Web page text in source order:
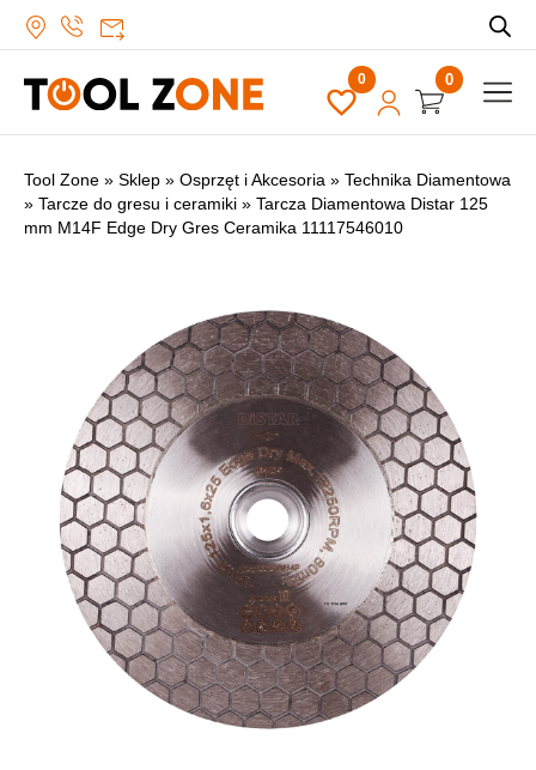
0
Tool Zone » Sklep » Osprzęt i Akcesoria » Technika Diamentowa
» Tarcze do gresu i ceramiki » Tarcza Diamentowa Distar 125
mm M14F Edge Dry Gres Ceramika 11117546010